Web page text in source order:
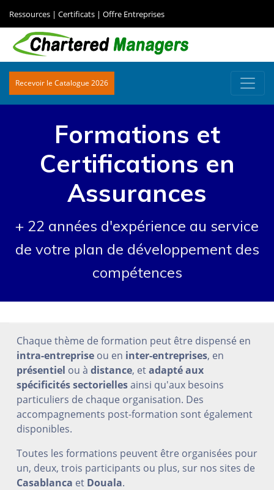
Ressources | Certificats | Offre Entreprises
Recevoir le Catalogue 2026
Formations et
Certifications en
Assurances
+ 22 années d'expérience au service
de votre plan de développement des
compétences
Chaque thème de formation peut être dispensé en
intra-entreprise ou en inter-entreprises, en
présentiel ou à distance, etadapté aux
spécificités sectoriellesainsi qu'aux besoins
particuliers de chaque organisation. Des
accompagnements post-formation sont également
disponibles.
Toutes les formations peuvent être organisées pour
un, deux, trois participants ou plus, sur nos sites de
Casablanca et Douala.